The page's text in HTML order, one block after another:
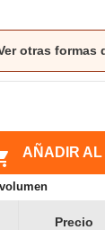
otras formas
AÑADIR
Precio